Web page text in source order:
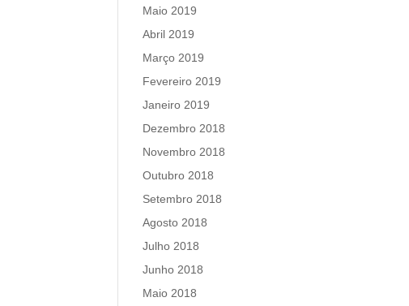
Maio 2019
Abril 2019
Março 2019
Fevereiro 2019
Janeiro 2019
Dezembro 2018
Novembro 2018
Outubro 2018
Setembro 2018
Agosto 2018
Julho 2018
Junho 2018
Maio 2018